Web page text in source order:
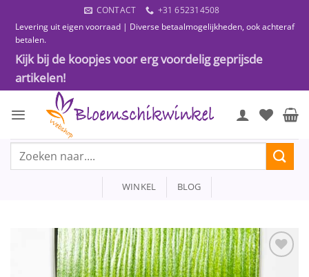
naar
inhoud
CONTACT
+31 652314508
Levering uit eigen voorraad | Diverse betaalmogelijkheden, ook achteraf
betalen.
Kijk bij de koopjes voor erg voordelig geprijsde
artikelen!
Zoeken
WINKEL BLOG
Toevoegen